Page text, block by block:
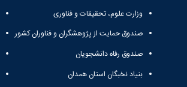
وزارت علوم، تحقیقات و فناوری
صندوق حمایت از پژوهشگران و فناوران کشور
صندوق رفاه دانشجویان
بنیاد نخبگان استان همدان